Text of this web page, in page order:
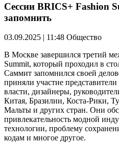
Сессии BRICS+ Fashion
запомнить
03.09.2025 | 11:48 Общество
В Москве завершился третий
Summit, который проходил в
Саммит запомнился своей
приняли участие
власти, дизайнеры,
Китая, Бразилии, Коста-Рики,
Мальты и других стран. Они
привлекательность модной
технологии, проблему
кодам и многое другое.